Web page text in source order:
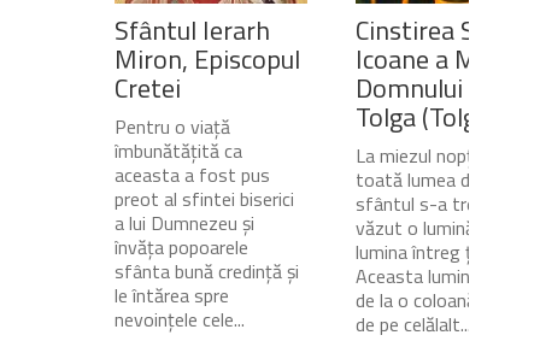
Sfântul Ierarh
Miron, Episcopul
Cretei
Pentru o viață
îmbunătățită ca
aceasta a fost pus
preot al sfintei biserici
a lui Dumnezeu și
învăța popoarele
sfânta bună credință și
le întărea spre
nevoințele cele...
Cinstirea Sfintei
Icoane a Maicii
Domnului de pe
Tolga (Tolgska)
La miezul nopții, când
toată lumea dormea,
sfântul s-a trezit și a
văzut o lumină care
lumina întreg ținutul.
Aceasta lumină venea
de la o coloană de foc
de pe celălalt...